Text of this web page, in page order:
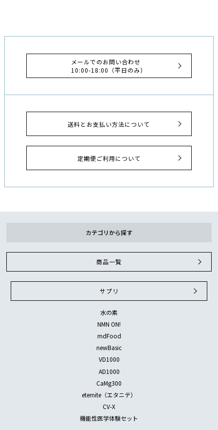
メールでのお問い合わせ
10:00-18:00（平日のみ）
送料とお支払い方法について
定期便ご利用について
カテゴリから探す
商品一覧
サプリ
水の素
NMN ON!
mdFood
newBasic
VD1000
AD1000
CaMg300
eternite（エタニテ）
CV-X
機能性医学体験セット